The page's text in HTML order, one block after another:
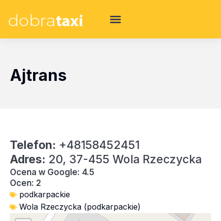
Ajtrans
Telefon: +48158452451
Adres: 20, 37-455 Wola Rzeczycka
Ocena w Google: 4.5
Ocen: 2
podkarpackie
Wola Rzeczycka (podkarpackie)